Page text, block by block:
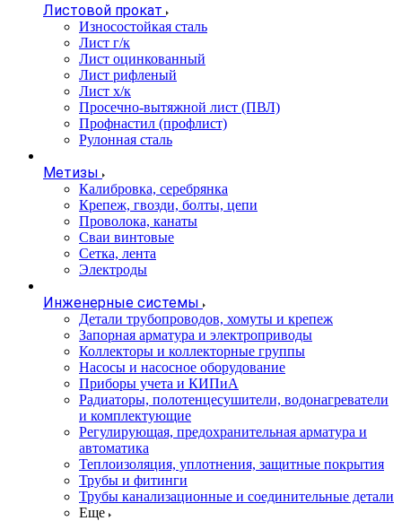
Листовой прокат
Износостойкая сталь
Лист г/к
Лист оцинкованный
Лист рифленый
Лист х/к
Просечно-вытяжной лист (ПВЛ)
Профнастил (профлист)
Рулонная сталь
Метизы
Калибровка, серебрянка
Крепеж, гвозди, болты, цепи
Проволока, канаты
Сваи винтовые
Сетка, лента
Электроды
Инженерные системы
Детали трубопроводов, хомуты и крепеж
Запорная арматура и электроприводы
Коллекторы и коллекторные группы
Насосы и насосное оборудование
Приборы учета и КИПиА
Радиаторы, полотенцесушители, водонагреватели
и комплектующие
Регулирующая, предохранительная арматура и
автоматика
Теплоизоляция, уплотнения, защитные покрытия
Трубы и фитинги
Трубы канализационные и соединительные детали
Еще